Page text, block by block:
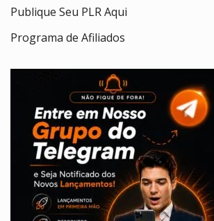
Publique Seu PLR Aqui
Programa de Afiliados